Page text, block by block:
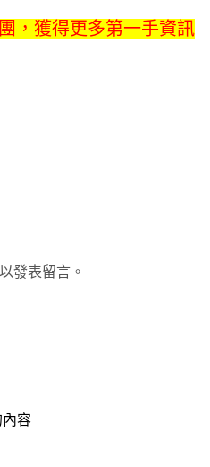
，獲得更多第一手資訊
以發表留言。
內容